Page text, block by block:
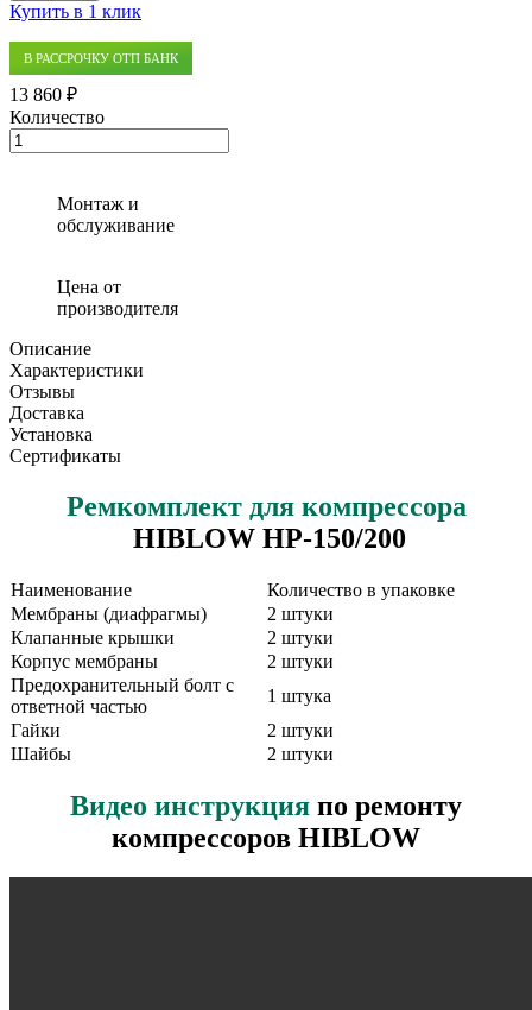
Купить в 1 клик
В РАССРОЧКУ ОТП БАНК
13 860 ₽
Количество
Количество
товара
компрессора
150/200
Монтаж и
обслуживание
Цена от
производителя
Описание
Характеристики
Отзывы
Доставка
Установка
Сертификаты
Ремкомплект для компрессора
HIBLOW HP-150/200
Наименование
Количество в упаковке
Мембраны (диафрагмы)
2 штуки
Клапанные крышки
2 штуки
Корпус мембраны
2 штуки
Предохранительный болт с
ответной частью
1 штука
Гайки
2 штуки
Шайбы
2 штуки
Видео инструкция по ремонту
компрессоров HIBLOW